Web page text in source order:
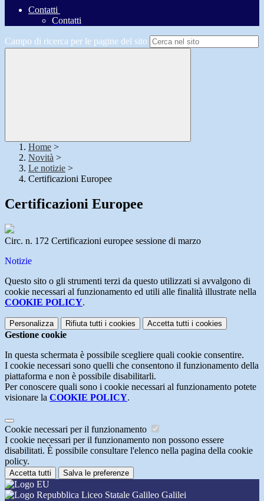
Contatti
Contatti
Campo di ricerca per le pagine del sito
Home >
Novità >
Le notizie >
Certificazioni Europee
Certificazioni Europee
Circ. n. 172 Certificazioni europee sessione di marzo
Notizie
Questo sito o gli strumenti terzi da questo utilizzati si avvalgono di
cookie necessari al funzionamento ed utili alle finalità illustrate nella
COOKIE POLICY.
Personalizza Rifiuta tutti i cookies Accetta tutti i cookies
Gestione cookie
In questa schermata è possibile scegliere quali cookie consentire.
I cookie necessari sono quelli che consentono il funzionamento della
piattaforma e non è possibile disabilitarli.
Per conoscere quali sono i cookie necessari al funzionamento potete
visionare la COOKIE POLICY.
Cookie necessari per il funzionamento
I cookie necessari per il funzionamento non possono essere
disabilitati. È possibile consultare l'elenco nella pagina della cookie
policy.
Accetta tutti Salva le preferenze
Liceo Statale Galileo Galilei